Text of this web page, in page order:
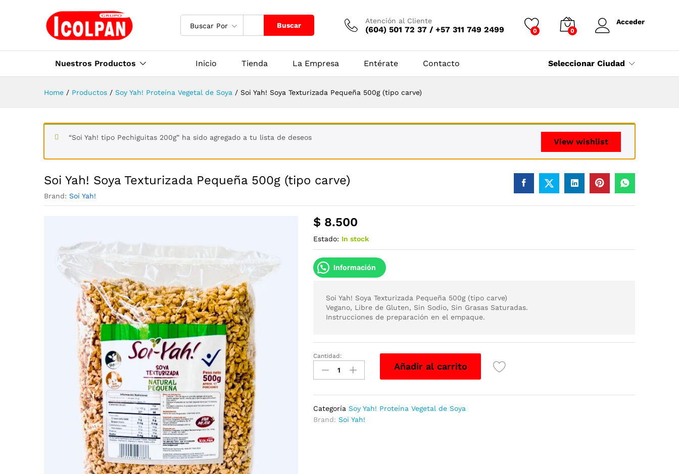
Buscar Por Buscar
Atención al Cliente
(604) 501 72 37 / +57 311 749 2499 0 0
Acceder
Nuestros Productos Inicio Tienda La Empresa Entérate Contacto Seleccionar Ciudad
Home / Productos / Soy Yah! Proteína Vegetal de Soya / Soi Yah! Soya Texturizada Pequeña 500g (tipo carve)
View wishlist
“Soi Yah! tipo Pechiguitas 200g” ha sido agregado a tu lista de deseos
Soi Yah! Soya Texturizada Pequeña 500g (tipo carve)
Brand: Soi Yah!
$ 8.500
Estado: In stock
Información
Soi Yah! Soya Texturizada Pequeña 500g (tipo carve)
Vegano, Libre de Gluten, Sin Sodio, Sin Grasas Saturadas.
Instrucciones de preparación en el empaque.
Soi
Yah!
Soya
500g
(tipo
Cantidad:
Añadir al carrito
CategoríaSoy Yah! Proteína Vegetal de Soya
Brand:Soi Yah!